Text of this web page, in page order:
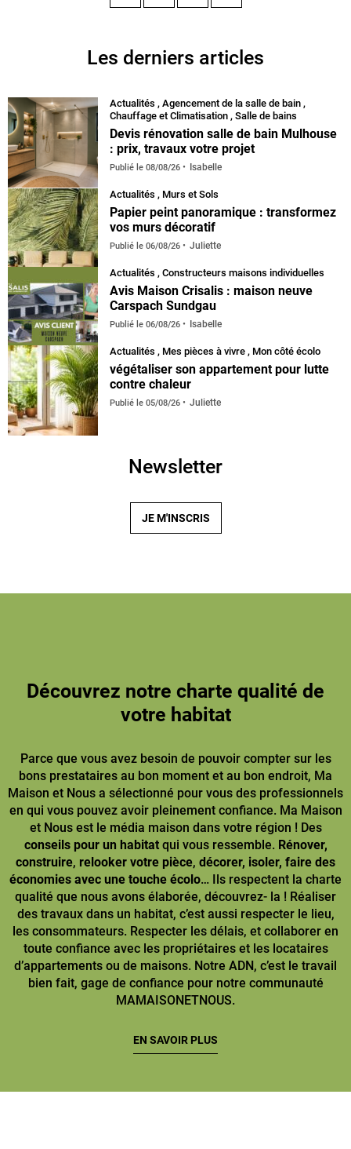
Les derniers articles
Actualités , Agencement de la salle de bain ,
Chauffage et Climatisation , Salle de bains
Devis rénovation salle de bain Mulhouse
: prix, travaux votre projet
Publié le 08/08/26 Isabelle
Actualités , Murs et Sols
Papier peint panoramique : transformez
vos murs décoratif
Publié le 06/08/26 Juliette
Actualités , Constructeurs maisons individuelles
Avis Maison Crisalis : maison neuve
Carspach Sundgau
Publié le 06/08/26 Isabelle
Actualités , Mes pièces à vivre , Mon côté écolo
végétaliser son appartement pour lutte
contre chaleur
Publié le 05/08/26 Juliette
Newsletter
JE M'INSCRIS
Découvrez notre charte qualité de
votre habitat
Parce que vous avez besoin de pouvoir compter sur les
bons prestataires au bon moment et au bon endroit, Ma
Maison et Nous a sélectionné pour vous des professionnels
en qui vous pouvez avoir pleinement confiance. Ma Maison
et Nous est le média maison dans votre région ! Des
conseils pour un habitatqui vous ressemble. Rénover,
construire, relooker votre pièce, décorer, isoler, faire des
économies avec une touche écolo… Ils respectent la charte
qualité que nous avons élaborée, découvrez- la ! Réaliser
des travaux dans un habitat, c’est aussi respecter le lieu,
les consommateurs. Respecter les délais, et collaborer en
toute confiance avec les propriétaires et les locataires
d’appartements ou de maisons. Notre ADN, c’est le travail
bien fait, gage de confiance pour notre communauté
MAMAISONETNOUS.
EN SAVOIR PLUS